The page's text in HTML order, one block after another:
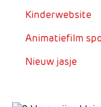
Kinderwebsite
Animatiefilm
Nieuw jasje